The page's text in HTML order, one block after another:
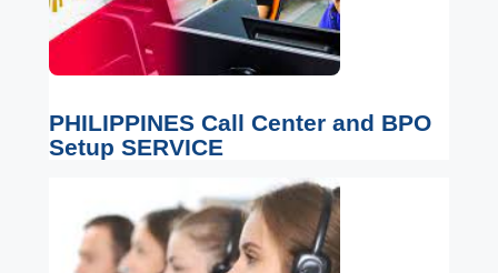
PHILIPPINES Call Center and BPO
Setup SERVICE